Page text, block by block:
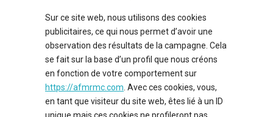
Sur ce site web, nous utilisons des cookies
publicitaires, ce qui nous permet d’avoir une
observation des résultats de la campagne. Cela
se fait sur la base d’un profil que nous créons
en fonction de votre comportement sur
https://afmrmc.com . Avec ces cookies, vous,
en tant que visiteur du site web, êtes lié à un ID